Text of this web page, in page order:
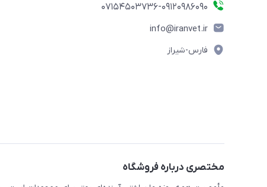
07154503736-09120986090
info@iranvet.ir
فارس-شیراز
مختصری درباره فروشگاه